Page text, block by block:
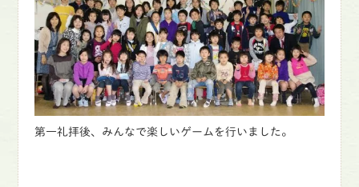
第一礼拝後、みんなで楽しいゲームを行いました。